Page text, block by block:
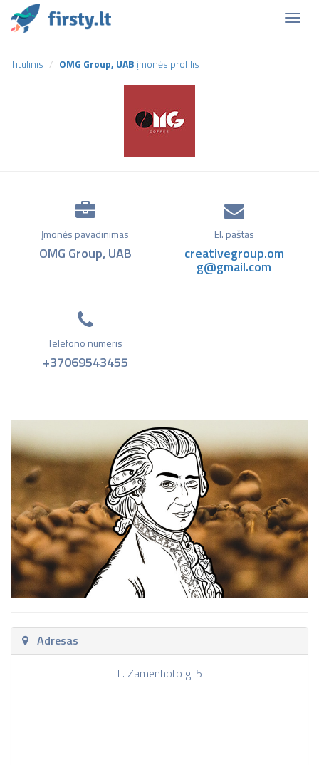
Titulinis OMG Group, UAB įmonės profilis
Įmonės pavadinimas
OMG Group, UAB
El. paštas
creativegroup.om
g@gmail.com
Telefono numeris
+37069543455
Adresas
L. Zamenhofo g. 5